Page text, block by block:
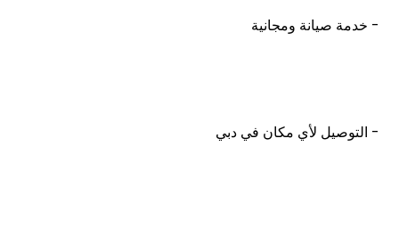
- خدمة صيانة ومجانية
- التوصيل لأي مكان في دبي